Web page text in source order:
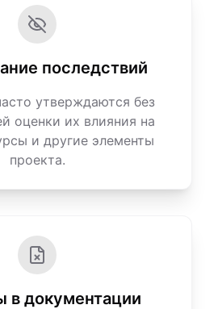
последствий
утверждаются без
оценки их влияния на
и другие элементы
проекта.
в документации